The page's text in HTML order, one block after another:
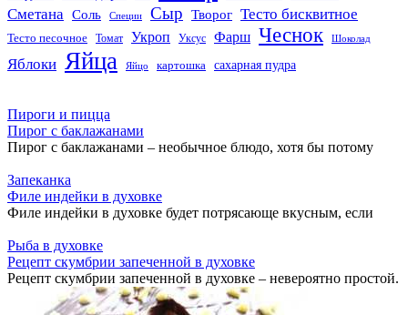
Сметана Соль Специи Сыр Творог Тесто бисквитное
Тесто песочное Томат Укроп Уксус Фарш Чеснок Шоколад
Яблоки Яйца Яйцо картошка сахарная пудра
Пироги и пицца
Пирог с баклажанами
Пирог с баклажанами – необычное блюдо, хотя бы потому
Запеканка
Филе индейки в духовке
Филе индейки в духовке будет потрясающе вкусным, если
Рыба в духовке
Рецепт скумбрии запеченной в духовке
Рецепт скумбрии запеченной в духовке – невероятно простой.